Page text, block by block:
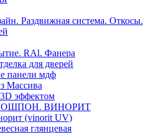
Раздвижная система. Откосы.
RAl. Фанера
для дверей
панели мдф
Массива
эффектом
ВИНОРИТ
(vinorit UV)
глянцевая